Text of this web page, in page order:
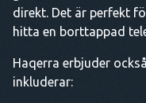
direkt. Det är perfekt
hitta en borttappad
Haqerra erbjuder
inkluderar: